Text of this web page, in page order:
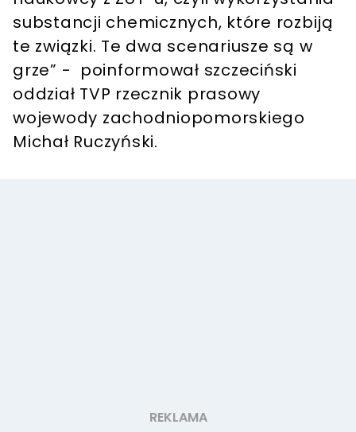
substancji chemicznych, które rozbiją
te związki. Te dwa scenariusze są w
grze” - poinformował szczeciński
oddział TVP rzecznik prasowy
wojewody zachodniopomorskiego
Michał Ruczyński.